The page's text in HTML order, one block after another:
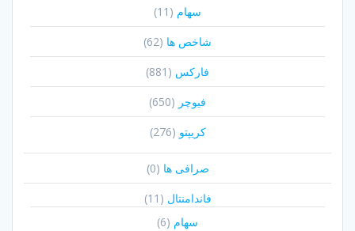
سهام (11)
شاخص ها (62)
فارکس (881)
فیوچر (650)
کریپتو (276)
صرافی ها (0)
فاندامنتال (11)
سهام (6)